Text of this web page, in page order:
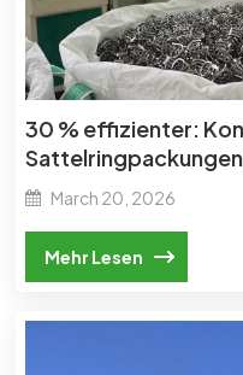
30 % effizienter:
einer großen
March 20, 2026
Mehr Lesen